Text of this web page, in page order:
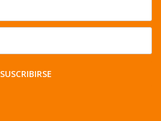
SUSCRIBIRSE